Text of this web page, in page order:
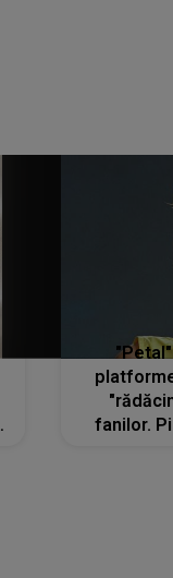
fanilor.